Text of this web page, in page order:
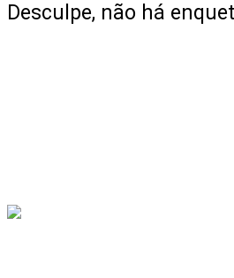
Desculpe, não há